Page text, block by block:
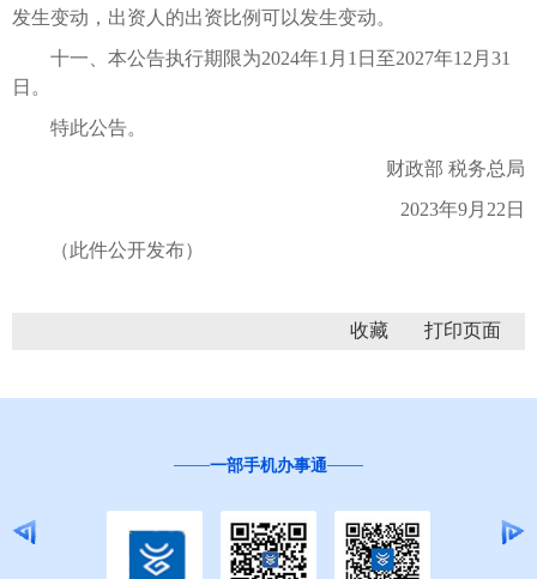
发生变动，出资人的出资比例可以发生变动。
十一、本公告执行期限为2024年1月1日至2027年12月31
日。
特此公告。
财政部 税务总局
2023年9月22日
（此件公开发布）
收藏
一部手机办事通